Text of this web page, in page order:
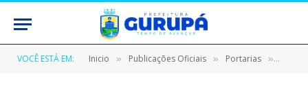
VOCÊ ESTÁ EM: Inicio » Publicações Oficiais » Portarias »